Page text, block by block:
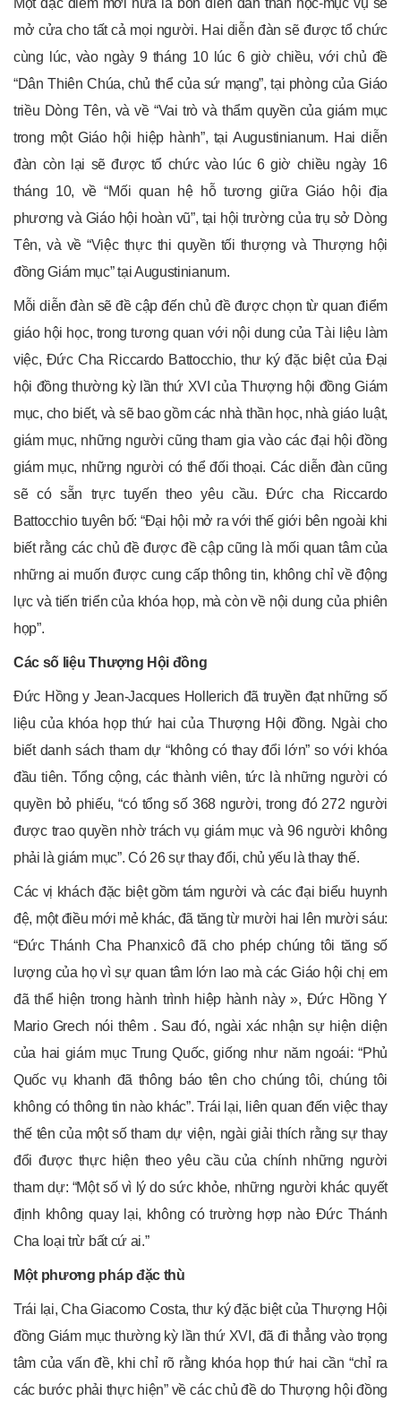
Một đặc điểm mới nữa là bốn diễn đàn thần học-mục vụ sẽ
mở cửa cho tất cả mọi người. Hai diễn đàn sẽ được tổ chức
cùng lúc, vào ngày 9 tháng 10 lúc 6 giờ chiều, với chủ đề
“Dân Thiên Chúa, chủ thể của sứ mạng”, tại phòng của Giáo
triều Dòng Tên, và về “Vai trò và thẩm quyền của giám mục
trong một Giáo hội hiệp hành”, tại Augustinianum. Hai diễn
đàn còn lại sẽ được tổ chức vào lúc 6 giờ chiều ngày 16
tháng 10, về “Mối quan hệ hỗ tương giữa Giáo hội địa
phương và Giáo hội hoàn vũ”, tại hội trường của trụ sở Dòng
Tên, và về “Việc thực thi quyền tối thượng và Thượng hội
đồng Giám mục” tại Augustinianum.
Mỗi diễn đàn sẽ đề cập đến chủ đề được chọn từ quan điểm
giáo hội học, trong tương quan với nội dung của Tài liệu làm
việc, Đức Cha Riccardo Battocchio, thư ký đặc biệt của Đại
hội đồng thường kỳ lần thứ XVI của Thượng hội đồng Giám
mục, cho biết, và sẽ bao gồm các nhà thần học, nhà giáo luật,
giám mục, những người cũng tham gia vào các đại hội đồng
giám mục, những người có thể đối thoại. Các diễn đàn cũng
sẽ có sẵn trực tuyến theo yêu cầu. Đức cha Riccardo
Battocchio tuyên bố: “Đại hội mở ra với thế giới bên ngoài khi
biết rằng các chủ đề được đề cập cũng là mối quan tâm của
những ai muốn được cung cấp thông tin, không chỉ về động
lực và tiến triển của khóa họp, mà còn về nội dung của phiên
họp”.
Các số liệu Thượng Hội đồng
Đức Hồng y Jean-Jacques Hollerich đã truyền đạt những số
liệu của khóa họp thứ hai của Thượng Hội đồng. Ngài cho
biết danh sách tham dự “không có thay đổi lớn” so với khóa
đầu tiên. Tổng cộng, các thành viên, tức là những người có
quyền bỏ phiếu, “có tổng số 368 người, trong đó 272 người
được trao quyền nhờ trách vụ giám mục và 96 người không
phải là giám mục”. Có 26 sự thay đổi, chủ yếu là thay thế.
Các vị khách đặc biệt gồm tám người và các đại biểu huynh
đệ, một điều mới mẻ khác, đã tăng từ mười hai lên mười sáu:
“Đức Thánh Cha Phanxicô đã cho phép chúng tôi tăng số
lượng của họ vì sự quan tâm lớn lao mà các Giáo hội chị em
đã thể hiện trong hành trình hiệp hành này », Đức Hồng Y
Mario Grech nói thêm . Sau đó, ngài xác nhận sự hiện diện
của hai giám mục Trung Quốc, giống như năm ngoái: “Phủ
Quốc vụ khanh đã thông báo tên cho chúng tôi, chúng tôi
không có thông tin nào khác”. Trái lại, liên quan đến việc thay
thế tên của một số tham dự viện, ngài giải thích rằng sự thay
đổi được thực hiện theo yêu cầu của chính những người
tham dự: “Một số vì lý do sức khỏe, những người khác quyết
định không quay lại, không có trường hợp nào Đức Thánh
Cha loại trừ bất cứ ai.”
Một phương pháp đặc thù
Trái lại, Cha Giacomo Costa, thư ký đặc biệt của Thượng Hội
đồng Giám mục thường kỳ lần thứ XVI, đã đi thẳng vào trọng
tâm của vấn đề, khi chỉ rõ rằng khóa họp thứ hai cần “chỉ ra
các bước phải thực hiện” về các chủ đề do Thượng hội đồng